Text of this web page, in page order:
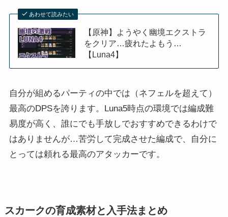
あわせて読みたい
【原神】ようやく幽境エクストラ
をクリア…疲れたよもう…
【Luna4】
自分が組めるパーティの中では（ネフェルを超えて）
最高のDPSを誇ります。Luna5時点の環境では編成難
易度が高く、誰にでも手放しでおすすめできるわけで
はありませんが…苦労して完成させた編成で、自分に
とっては頼れる最高のアタッカーです。
スカークの育成素材と入手法まとめ